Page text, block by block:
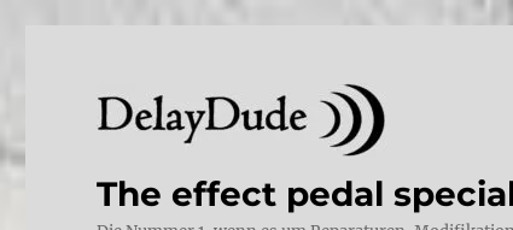
The effect pedal